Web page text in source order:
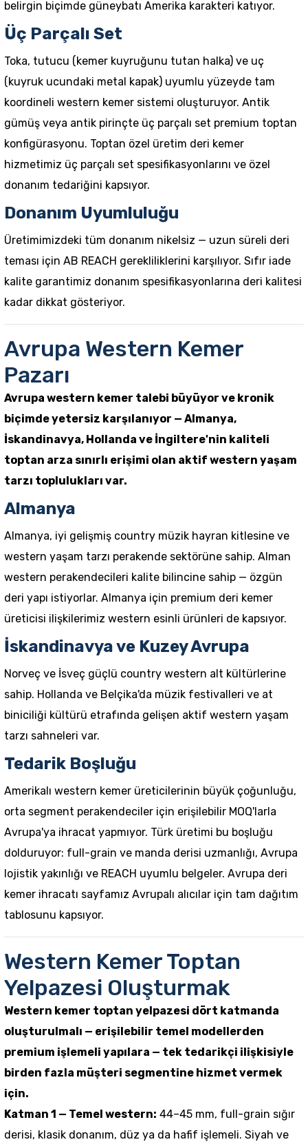
belirgin biçimde güneybatı Amerika karakteri katıyor.
Üç Parçalı Set
Toka, tutucu (kemer kuyruğunu tutan halka) ve uç
(kuyruk ucundaki metal kapak) uyumlu yüzeyde tam
koordineli western kemer sistemi oluşturuyor. Antik
gümüş veya antik pirinçte üç parçalı set premium toptan
konfigürasyonu. Toptan özel üretim deri kemer
hizmetimiz üç parçalı set spesifikasyonlarını ve özel
donanım tedariğini kapsıyor.
Donanım Uyumluluğu
Üretimimizdeki tüm donanım nikelsiz — uzun süreli deri
teması için AB REACH gerekliliklerini karşılıyor. Sıfır iade
kalite garantimiz donanım spesifikasyonlarına deri kalitesi
kadar dikkat gösteriyor.
Avrupa Western Kemer
Pazarı
Avrupa western kemer talebi büyüyor ve kronik
biçimde yetersiz karşılanıyor — Almanya,
İskandinavya, Hollanda ve İngiltere'nin kaliteli
toptan arza sınırlı erişimi olan aktif western yaşam
tarzı toplulukları var.
Almanya
Almanya, iyi gelişmiş country müzik hayran kitlesine ve
western yaşam tarzı perakende sektörüne sahip. Alman
western perakendecileri kalite bilincine sahip — özgün
deri yapı istiyorlar. Almanya için premium deri kemer
üreticisi ilişkilerimiz western esinli ürünleri de kapsıyor.
İskandinavya ve Kuzey Avrupa
Norveç ve İsveç güçlü country western alt kültürlerine
sahip. Hollanda ve Belçika'da müzik festivalleri ve at
biniciliği kültürü etrafında gelişen aktif western yaşam
tarzı sahneleri var.
Tedarik Boşluğu
Amerikalı western kemer üreticilerinin büyük çoğunluğu,
orta segment perakendeciler için erişilebilir MOQ'larla
Avrupa'ya ihracat yapmıyor. Türk üretimi bu boşluğu
dolduruyor: full-grain ve manda derisi uzmanlığı, Avrupa
lojistik yakınlığı ve REACH uyumlu belgeler. Avrupa deri
kemer ihracatı sayfamız Avrupalı alıcılar için tam dağıtım
tablosunu kapsıyor.
Western Kemer Toptan
Yelpazesi Oluşturmak
Western kemer toptan yelpazesi dört katmanda
oluşturulmalı — erişilebilir temel modellerden
premium işlemeli yapılara — tek tedarikçi ilişkisiyle
birden fazla müşteri segmentine hizmet vermek
için.
Katman 1 — Temel western: 44–45 mm, full-grain sığır
derisi, klasik donanım, düz ya da hafif işlemeli. Siyah ve